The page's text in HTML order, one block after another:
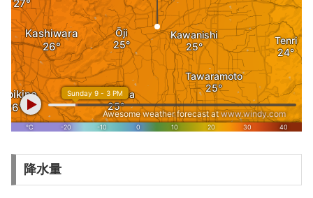
降水量